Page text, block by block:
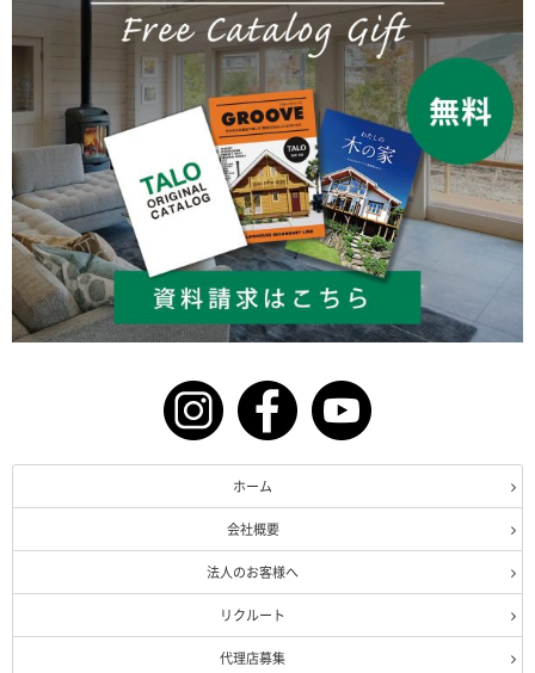
ホーム
会社概要
法人のお客様へ
リクルート
代理店募集